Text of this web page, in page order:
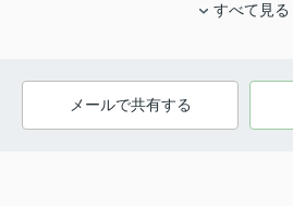
すべて見る
メールで共有する